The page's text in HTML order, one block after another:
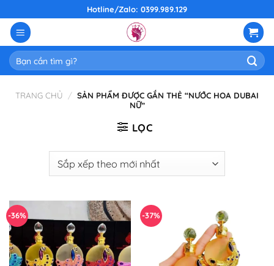
content
Hotline/Zalo: 0399.989.129
Tìm
kiếm:
TRANG CHỦ / SẢN PHẨM ĐƯỢC GẮN THẺ “NƯỚC HOA DUBAI
NỮ”
LỌC
-36% -37%